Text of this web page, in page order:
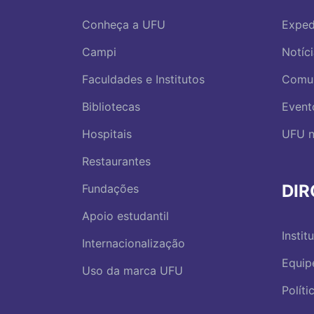
Conheça a UFU
Campi
Faculdades e Institutos
Bibliotecas
Hospitais
Restaurantes
Fundações
Apoio estudantil
Internacionalização
Uso da marca UFU
UFU